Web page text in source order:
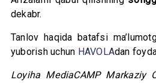
dekabr.
Tanlov haqida batafsi
yuborish uchun HAVOLAdan
Loyiha MediaCAMP Markaziy